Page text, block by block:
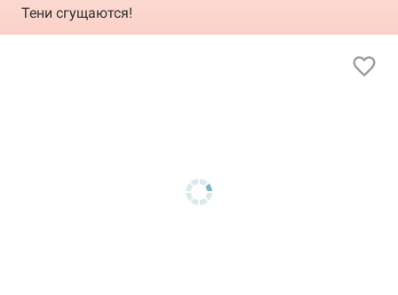
Тени сгущаются!